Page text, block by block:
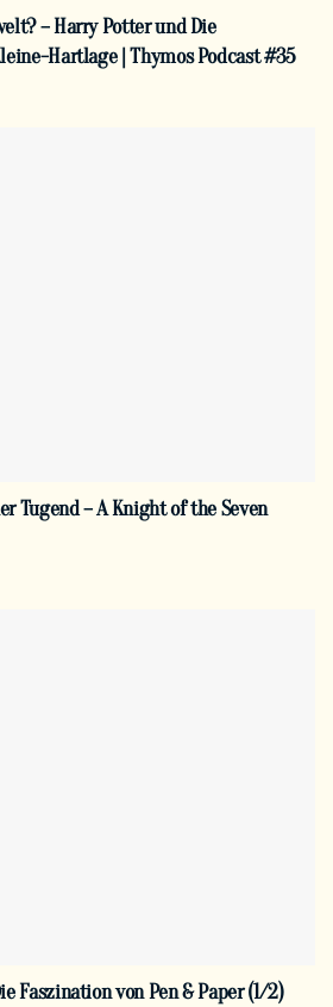
– Harry Potter und Die
Hartlage | Thymos Podcast #35
Tugend – A Knight of the Seven
Faszination von Pen & Paper (1/2)